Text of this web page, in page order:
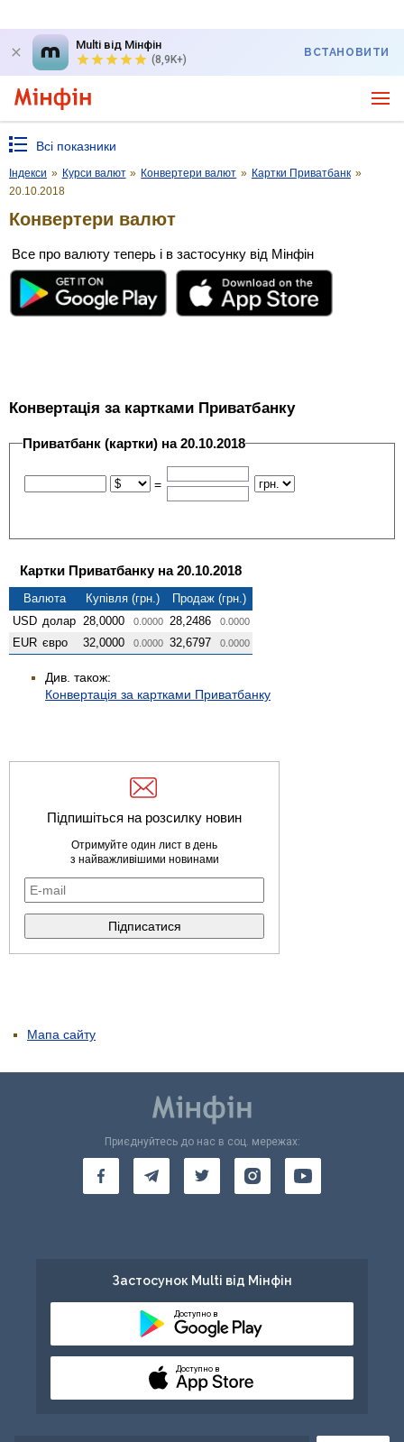
Multi від Мінфін
(8,9K+)
ВСТАНОВИТИ
Всі показники
Індекси » Курси валют » Конвертери валют » Картки Приватбанк »
20.10.2018
Конвертери валют
Все про валюту теперь і в застосунку від Мінфін
Конвертація за картками Приватбанку
Приватбанк (картки) на 20.10.2018
=
Картки Приватбанку на 20.10.2018
Валюта Купівля (грн.)
Продаж (грн.)
USD долар 28,0000 0.0000 28,2486 0.0000
EUR євро 32,0000 0.0000 32,6797 0.0000
Див. також:
Конвертація за картками Приватбанку
Підпишіться на розсилку новин
Отримуйте один лист в день
з найважливішими новинами
Мапа сайту
Приєднуйтесь до нас в соц. мережах:
Застосунок Multi від Мінфін
Доступно в
Доступно в